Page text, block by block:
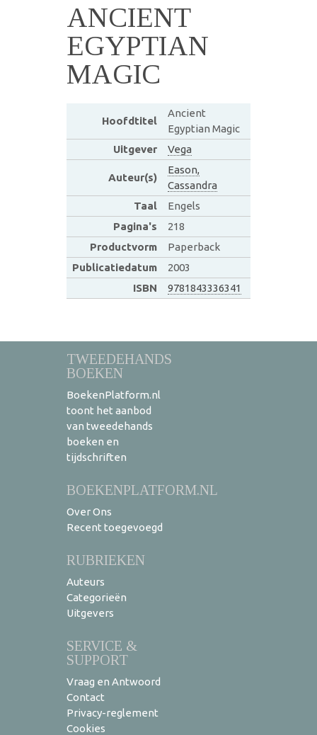
ANCIENT
EGYPTIAN
MAGIC
Hoofdtitel
Ancient
Egyptian Magic
Uitgever
Vega
Auteur(s)
Eason,
Cassandra
Taal
Engels
Pagina's
218
Productvorm
Paperback
Publicatiedatum
2003
ISBN
9781843336341
TWEEDEHANDS
BOEKEN
BoekenPlatform.nl
toont het aanbod
van tweedehands
boeken en
tijdschriften
BOEKENPLATFORM.NL
Over Ons
Recent toegevoegd
RUBRIEKEN
Auteurs
Categorieën
Uitgevers
SERVICE &
SUPPORT
Vraag en Antwoord
Contact
Privacy-reglement
Cookies